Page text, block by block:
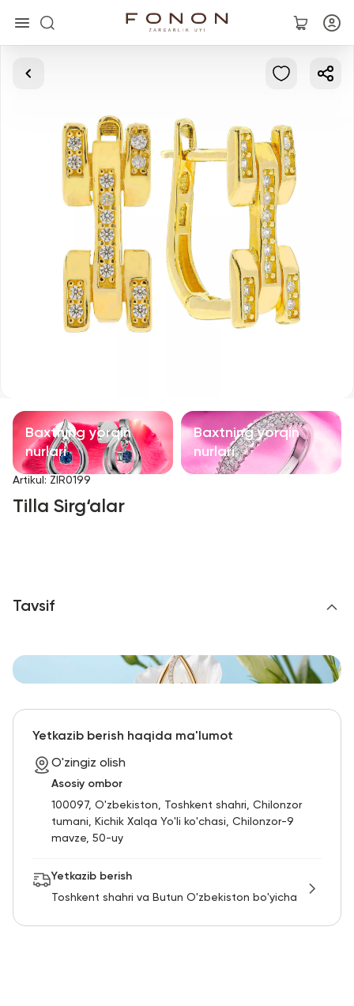
Asosiy
Uzuklar
Ziraklar
Bilaguzuklar
Kulonlar
Zanjirlar
Aksessuarlar
+998 71 205 22 22
Baxtning yorqin
nurlari
Baxtning yorqin
nurlari
Artikul : ZIR0199
Tilla Sirg‘alar
Tavsif
Yetkazib berish haqida ma'lumot
O'zingiz olish
Asosiy ombor
100097, O'zbekiston, Toshkent shahri, Chilonzor
tumani, Kichik Xalqa Yo'li ko'chasi, Chilonzor-9
mavze, 50-uy
Yetkazib berish
Toshkent shahri va Butun O'zbekiston bo'yicha